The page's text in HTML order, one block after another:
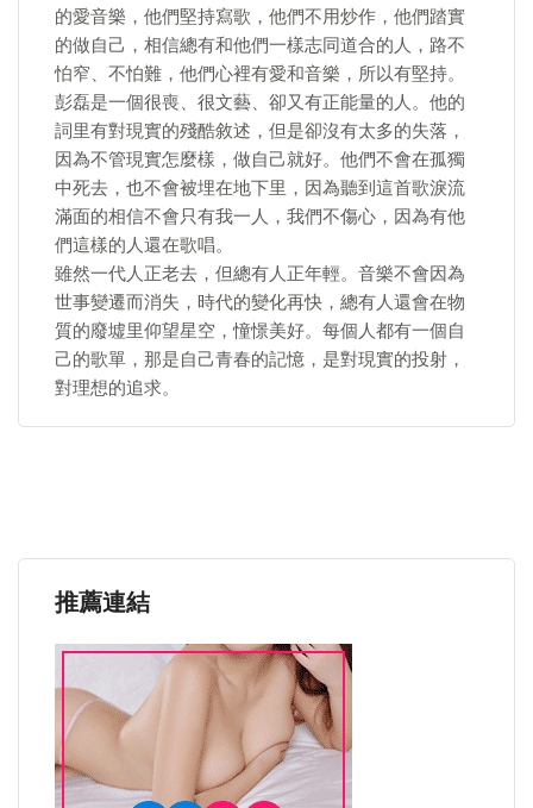
的愛音樂，他們堅持寫歌，他們不用炒作，他們踏實
的做自己，相信總有和他們一樣志同道合的人，路不
怕窄、不怕難，他們心裡有愛和音樂，所以有堅持。
彭磊是一個很喪、很文藝、卻又有正能量的人。他的
詞里有對現實的殘酷敘述，但是卻沒有太多的失落，
因為不管現實怎麼樣，做自己就好。他們不會在孤獨
中死去，也不會被埋在地下里，因為聽到這首歌淚流
滿面的相信不會只有我一人，我們不傷心，因為有他
們這樣的人還在歌唱。
雖然一代人正老去，但總有人正年輕。音樂不會因為
世事變遷而消失，時代的變化再快，總有人還會在物
質的廢墟里仰望星空，憧憬美好。每個人都有一個自
己的歌單，那是自己青春的記憶，是對現實的投射，
對理想的追求。
推薦連結